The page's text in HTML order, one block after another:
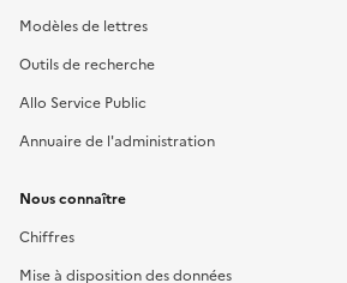
Modèles de lettres
Outils de recherche
Allo Service Public
Annuaire de l'administration
Nous connaître
Chiffres
Mise à disposition des données